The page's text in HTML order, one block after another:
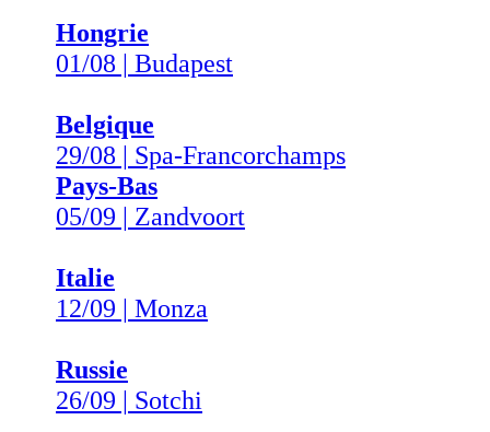
Hongrie
01/08 | Budapest
Belgique
29/08 | Spa-Francorchamps
Pays-Bas
05/09 | Zandvoort
Italie
12/09 | Monza
Russie
26/09 | Sotchi